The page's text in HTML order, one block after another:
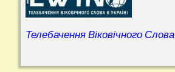
Телебачення Віковічного Слова